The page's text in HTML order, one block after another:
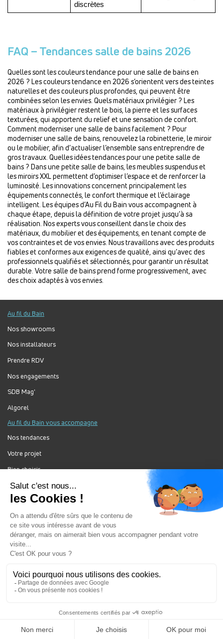
discrètes
FAQ – Tendances salle de bains 2026
Quelles sont les couleurs tendance pour une salle de bains en
2026 ? Les couleurs tendance en 2026 s’orientent vers des teintes
naturelles et des couleurs plus profondes, qui peuvent être
combinées selon les envies. Quels matériaux privilégier ? Les
matériaux à privilégier restent le bois, la pierre et les surfaces
texturées, qui apportent du relief et une sensation de confort.
Comment moderniser une salle de bains facilement ? Pour
moderniser une salle de bains, renouvelez la robinetterie, le miroir
ou le mobilier, afin d’actualiser l’ensemble sans entreprendre de
gros travaux. Quelles idées tendances pour une petite salle de
bains ? Dans une petite salle de bains, les meubles suspendus et
les miroirs XXL permettent d’optimiser l’espace et de renforcer la
luminosité. Les innovations concernent principalement les
équipements connectés, le confort thermique et l’éclairage
intelligent. Les équipes d’Au Fil du Bain vous accompagnent à
chaque étape, depuis la définition de votre projet jusqu’à sa
réalisation. Nos experts vous conseillent dans le choix des
matériaux, du mobilier et des équipements, en tenant compte de
vos contraintes et de vos envies. Nous travaillons avec des produits
fiables et conformes aux exigences de qualité, ainsi qu’avec des
professionnels qualifiés et sélectionnés, pour garantir un résultat
durable. Votre salle de bains prend forme progressivement, avec
des choix adaptés à vos envies.
Au fil du Bain
Nos showrooms
Nos installateurs
Prendre RDV
Nos engagements
SDB Mag'
Algorel
Au fil du Bain vous accompagne
Nos tendances
Votre projet
Bien choisir
Forum Au Fil du Bain
Nos produits
Gestion des cookies
Mentions légales